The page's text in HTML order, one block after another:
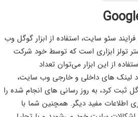
سئو سایت، استفاده از ابزار گوگل وب
تولز ابزاری است که توسط خود شرکت
از این ابزار می‌توان تعداد
لینک های داخلی و خارجی وب سایت،
ثبت کرد، به روز رسانی های انجام شده را
اطلاعات مفید دیگر. همچنین شما با